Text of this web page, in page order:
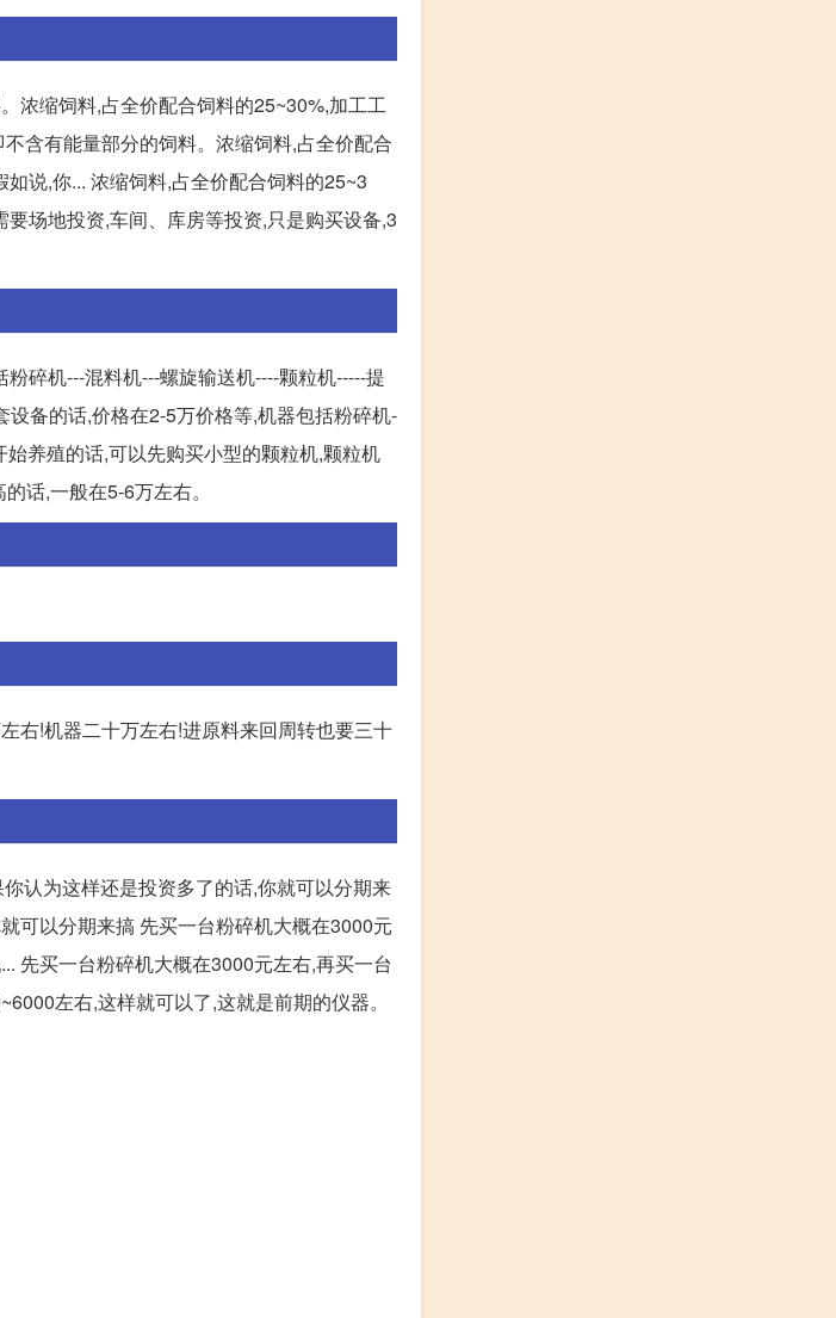
浓缩饲料,占全价配合饲料的25~30%,加工工
含有能量部分的饲料。浓缩饲料,占全价配合
说,你... 浓缩饲料,占全价配合饲料的25~3
场地投资,车间、库房等投资,只是购买设备,3
碎机---混料机---螺旋输送机----颗粒机-----提
备的话,价格在2-5万价格等,机器包括粉碎机-
养殖的话,可以先购买小型的颗粒机,颗粒机
话,一般在5-6万左右。
右!机器二十万左右!进原料来回周转也要三十
认为这样还是投资多了的话,你就可以分期来
可以分期来搞 先买一台粉碎机大概在3000元
先买一台粉碎机大概在3000元左右,再买一台
左右,这样就可以了,这就是前期的仪器。